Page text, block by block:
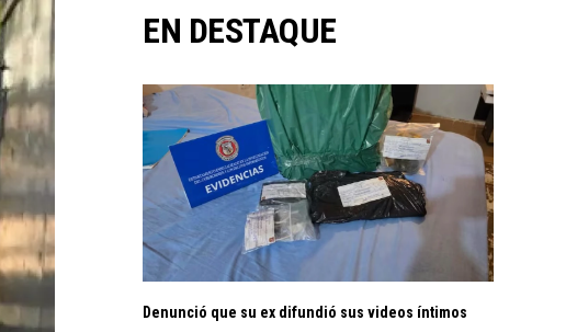
EN DESTAQUE
Denunció que su ex difundió sus videos íntimos